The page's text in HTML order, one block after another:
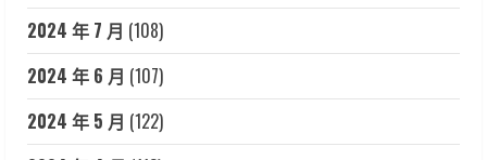
2024 年 7 月 (108)
2024 年 6 月 (107)
2024 年 5 月 (122)